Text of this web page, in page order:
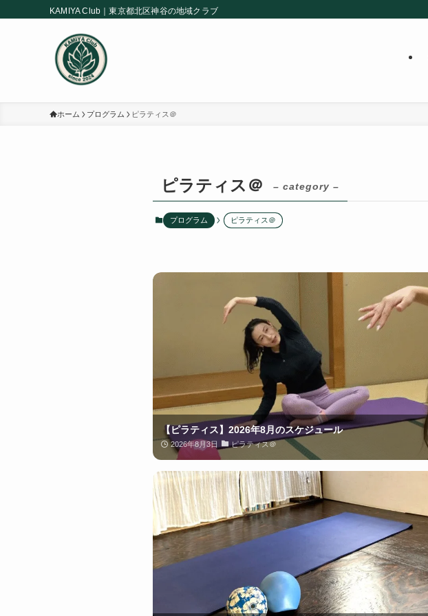
KAMIYA Club｜東京都北区神谷の地域クラブ
ホーム プログラム ピラティス＠
ピラティス＠ – category –
プログラム ピラティス＠
【ピラティス】2026年8月のスケジュール
2026年8月3日 ピラティス＠